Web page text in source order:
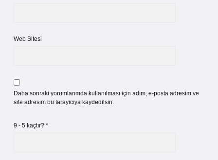
Web Sitesi
Daha sonraki yorumlarımda kullanılması için adım, e-posta adresim ve
site adresim bu tarayıcıya kaydedilsin.
9 - 5 kaçtır? *